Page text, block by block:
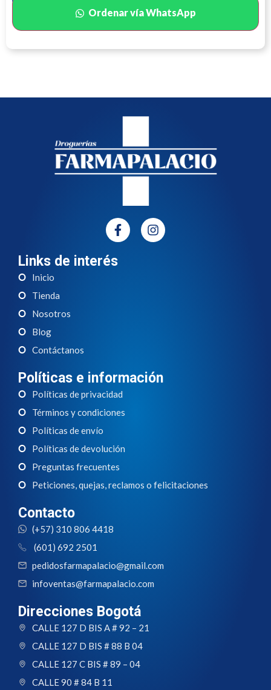
Ordenar vía WhatsApp
Links de interés
Inicio
Tienda
Nosotros
Blog
Contáctanos
Políticas e información
Políticas de privacidad
Términos y condiciones
Políticas de envío
Políticas de devolución
Preguntas frecuentes
Peticiones, quejas, reclamos o felicitaciones
Contacto
(+57) 310 806 4418
(601) 692 2501
pedidosfarmapalacio@gmail.com
infoventas@farmapalacio.com
Direcciones Bogotá
CALLE 127 D BIS A # 92 – 21
CALLE 127 D BIS # 88 B 04
CALLE 127 C BIS # 89 – 04
CALLE 90 # 84 B 11